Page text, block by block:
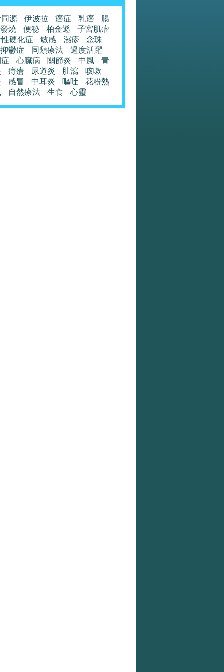
源 伊波拉 癌症 乳癌
腸
發燒
便秘 柏金遜
子宮肌瘤
硬化症
敏感 濕疹
念珠
抑鬱症
同類療法
過度活躍
心臟病 關節炎 中風
青
痔瘡 尿道炎 肚瀉
咳嗽
感冒 中耳炎 嘔吐
花粉熱
自然療法 生食 心靈